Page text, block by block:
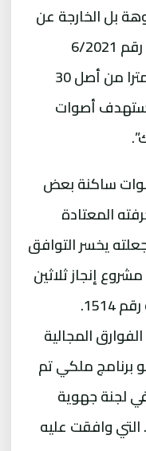
بل الخارجة عن
إطارها القانوني. وهي الصفقة رقم 6/2021
والمتعلقة بتحويل عشرين كيلومترا من أصل 30
أصوات
ساكنة بعض
المعتادة
يخسر التوافق
إنجاز ثلاثين
كيلومترا يخص الطريق الإقليمية رقم 1514.
المجالية
برنامج ملكي تم
لجنة جهوية
التي وافقت عليه